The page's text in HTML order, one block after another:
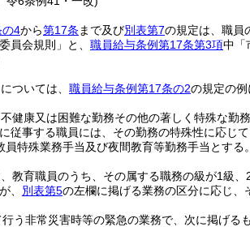
の4から第17条 まで及び別表第7の規定は、職員
員会規則」と、 職員給与条例第17条第3項中「
ついては、 職員給与条例第17条の2の規定の例
健康又は困難な勤務その他の著しく特殊な勤
従事する職員には、その勤務の特殊性に応じ
特殊業務手当及び夜間教育等勤務手当とする。
教育職員のうち、その属する職務の級が1級
、 別表第5の左欄に掲げる業務の区分に応じ、
う非常災害時等の緊急の業務で、次に掲げる